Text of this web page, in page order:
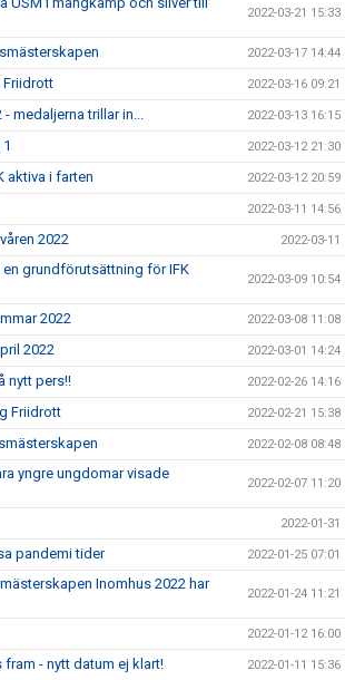
2022-03-21 15:33
2022-03-17 14:44
Friidrott 2022-03-16 09:21
medaljerna trillar in... 2022-03-13 16:15
2022-03-12 21:30
aktiva i farten 2022-03-12 20:59
2022-03-11 14:56
2022 2022-03-11
grundförutsättning för IFK
2022-03-09 10:54
2022 2022-03-08 11:08
2022 2022-03-01 14:24
nytt pers!! 2022-02-26 14:16
Friidrott 2022-02-21 15:38
2022-02-08 08:48
yngre ungdomar visade
2022-02-07 11:20
2022-01-31
pandemi tider 2022-01-25 07:01
Inomhus 2022 har
2022-01-24 11:21
2022-01-12 16:00
- nytt datum ej klart! 2022-01-11 15:36